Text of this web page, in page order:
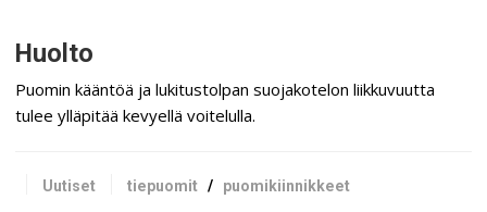
Huolto
Puomin kääntöä ja lukitustolpan suojakotelon liikkuvuutta
tulee ylläpitää kevyellä voitelulla.
Uutiset tiepuomit/ puomikiinnikkeet